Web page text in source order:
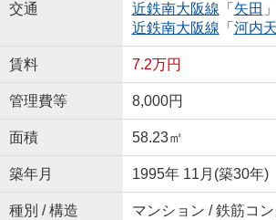
交通
近鉄南大阪線 「 矢田
近鉄南大阪線 「 河内
賃料 7.2万円
管理費等 8,000円
面積 58.23㎡
築年月 1995年 11月(築30年)
種別 / 構造 マンション / 鉄筋コン